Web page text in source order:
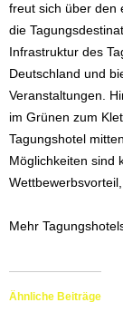
freut sich über den
die
Infrastruktur des
Deutschland und
Veranstaltungen.
im Grünen zum
Tagungshotel
Möglichkeiten sind
Mehr
Ähnliche Beiträge